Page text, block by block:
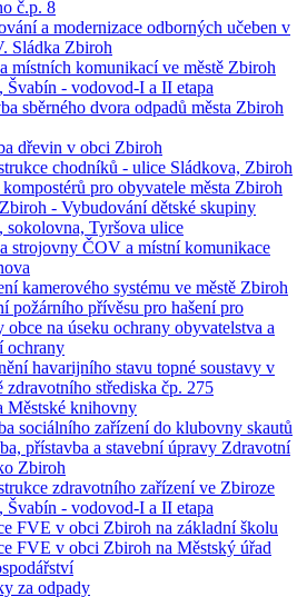
č.p. 8
a modernizace odborných učeben v
Sládka Zbiroh
místních komunikací ve městě Zbiroh
Švabín - vodovod-I a II etapa
sběrného dvora odpadů města Zbiroh
dřevin v obci Zbiroh
chodníků - ulice Sládkova, Zbiroh
pro obyvatele města Zbiroh
- Vybudování dětské skupiny
sokolovna, Tyršova ulice
strojovny ČOV a místní komunikace
kamerového systému ve městě Zbiroh
požárního přívěsu pro hašení pro
obce na úseku ochrany obyvatelstva a
ochrany
havarijního stavu topné soustavy v
zdravotního střediska čp. 275
Městské knihovny
sociálního zařízení do klubovny skautů
přístavba a stavební úpravy Zdravotní
Zbiroh
zdravotního zařízení ve Zbiroze
Švabín - vodovod-I a II etapa
FVE v obci Zbiroh na základní školu
FVE v obci Zbiroh na Městský úřad
za odpady